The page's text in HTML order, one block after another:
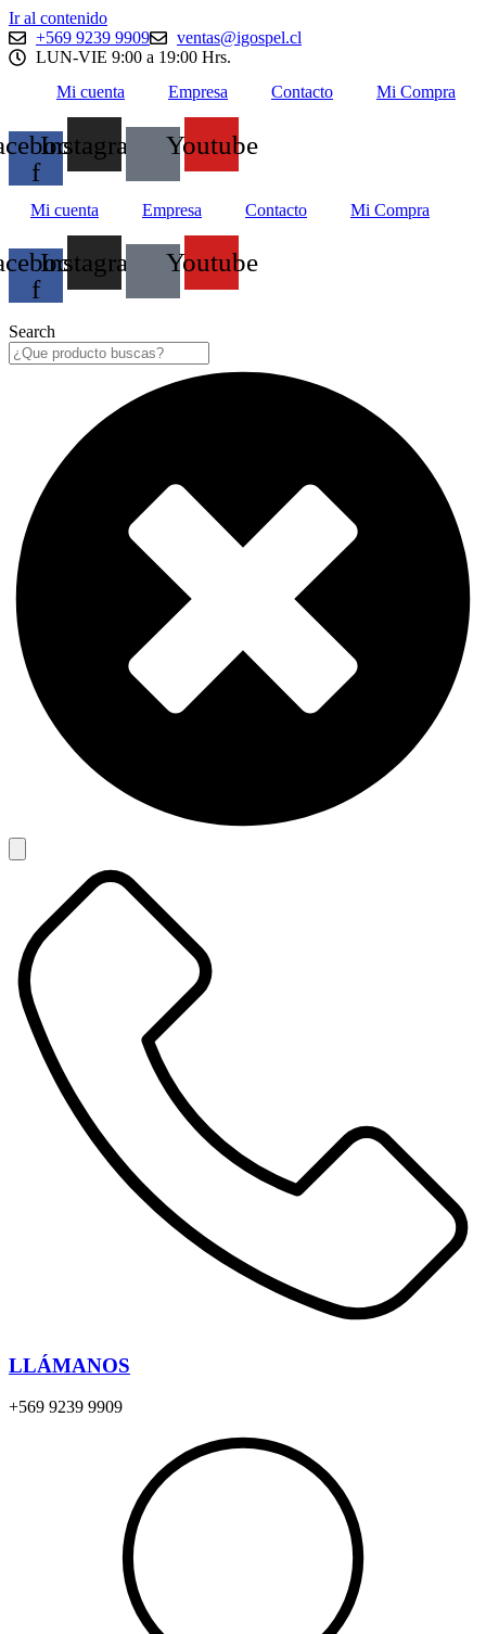
Ir al contenido
+569 9239 9909
ventas@igospel.cl
LUN-VIE 9:00 a 19:00 Hrs.
Mi cuenta
Empresa Contacto Mi Compra
f
Instagram Youtube
Mi cuenta Empresa Contacto Mi Compra
f
Instagram Youtube
Search
LLÁMANOS
+569 9239 9909